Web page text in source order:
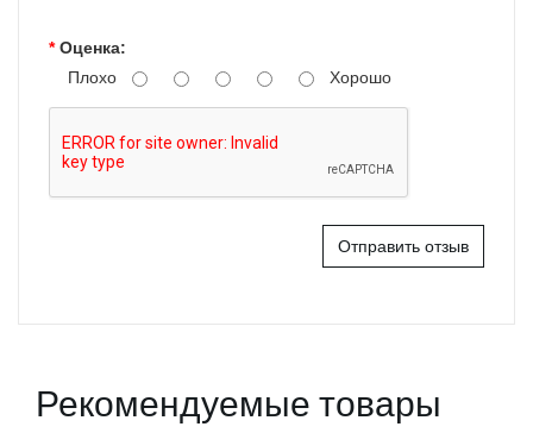
Оценка:
Плохо
Хорошо
Отправить отзыв
Рекомендуемые товары